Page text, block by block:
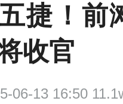
捷！前
收官
06-13 16:50